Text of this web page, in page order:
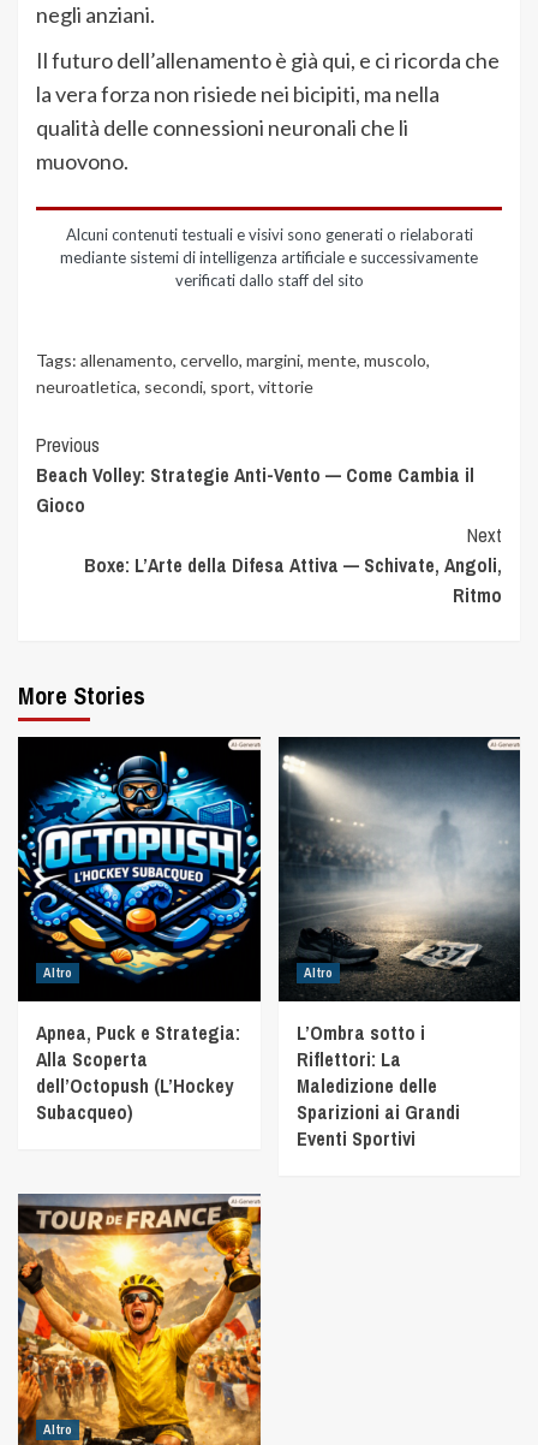
negli anziani.
Il futuro dell’allenamento è già qui, e ci ricorda che
la vera forza non risiede nei bicipiti, ma nella
qualità delle connessioni neuronali che li
muovono.
Alcuni contenuti testuali e visivi sono generati o rielaborati
mediante sistemi di intelligenza artificiale e successivamente
verificati dallo staff del sito
Tags: allenamento, cervello, margini, mente, muscolo,
neuroatletica, secondi, sport, vittorie
Previous
Beach Volley: Strategie Anti-Vento — Come Cambia il
Gioco
Next
Boxe: L’Arte della Difesa Attiva — Schivate, Angoli,
Ritmo
More Stories
Altro
Apnea, Puck e Strategia:
Alla Scoperta
dell’Octopush (L’Hockey
Subacqueo)
Altro
L’Ombra sotto i
Riflettori: La
Maledizione delle
Sparizioni ai Grandi
Eventi Sportivi
Altro